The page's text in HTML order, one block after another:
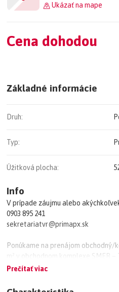
Ukázať na mape
Cena dohodou
Základné informácie
Druh:
Typ:
Úžitková plocha:
Info
V prípade záujmu alebo
0903 895 241
sekretariatvr@primapx.sk
Ponúkame na prenájom obchodný/
m² v obchodnom komplexe SMER –
Priestor sa nachádza na 1.
Prečítať viac